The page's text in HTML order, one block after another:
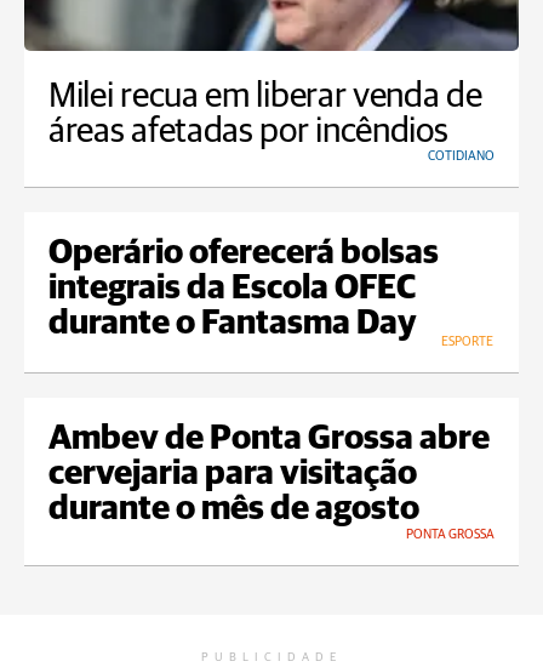
Milei recua em liberar venda de
áreas afetadas por incêndios
COTIDIANO
Operário oferecerá bolsas
integrais da Escola OFEC
durante o Fantasma Day
ESPORTE
Ambev de Ponta Grossa abre
cervejaria para visitação
durante o mês de agosto
PONTA GROSSA
PUBLICIDADE